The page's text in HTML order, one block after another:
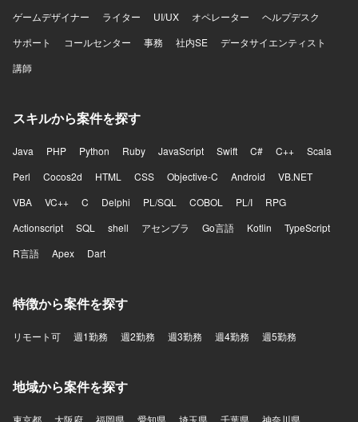
ゲームデザイナー
ライター UI/UX オペレーター
ヘルプデスク
サポート
コールセンター 事務 社内SE
データサイエンティスト
講師
スキルから案件を探す
Java PHP Python Ruby JavaScript Swift C# C++
Scala
Perl
Cocos2d HTML CSS Objective-C Android
VB.NET
VBA
VC++ C Delphi PL/SQL COBOL PL/I
RPG
Actionscript
SQL shell アセンブラ Go言語 Kotlin
TypeScript
R言語
Apex Dart
特徴から案件を探す
リモート可 週1勤務 週2勤務 週3勤務 週4勤務 週5勤務
地域から案件を探す
東京都 大阪府 福岡県 愛知県 埼玉県 千葉県 神奈川県